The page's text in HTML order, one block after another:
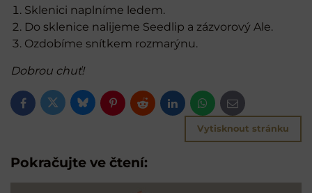
Sklenici naplníme ledem.
Do sklenice nalijeme Seedlip a zázvorový Ale.
Ozdobíme snítkem rozmarýnu.
Dobrou chuť!
FacebookTwitterBlueskyPinterestRedditLinkedInWhatsApp
E-
mail
Vytisknout stránku
Pokračujte ve čtení: